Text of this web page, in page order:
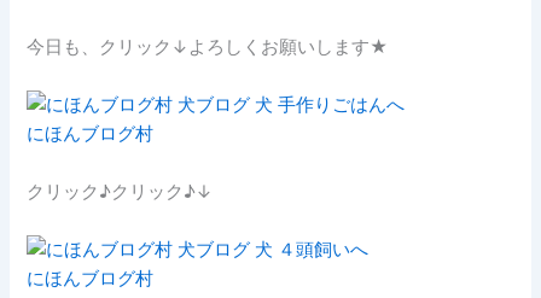
今日も、クリック↓よろしくお願いします★
にほんブログ村
クリック♪クリック♪↓
にほんブログ村